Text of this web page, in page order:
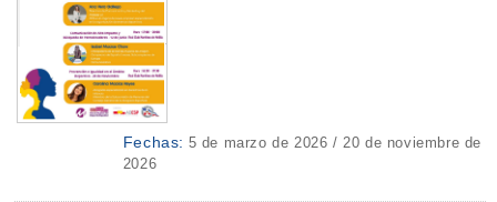
Fechas: 5 de marzo de 2026 / 20 de noviembre de
2026